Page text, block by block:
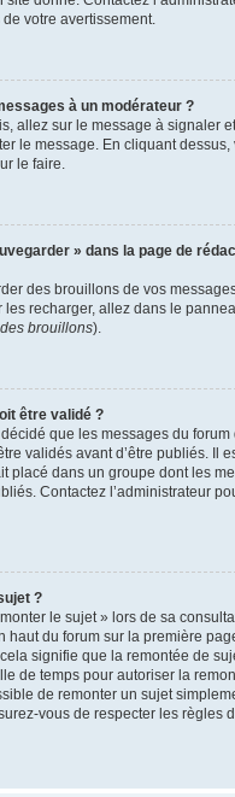
votre avertissement.
à un modérateur ?
allez sur le message à signaler
le message. En cliquant
le faire.
» dans la page de
des brouillons de vos
recharger, allez dans le
brouillons).
être validé ?
que les messages du forum
validés avant d’être publiés. Il
placé dans un groupe dont les
Contactez l’administrateur
?
le sujet » lors de sa
haut du forum sur la première
signifie que la remontée de
de temps pour autoriser la
de remonter un sujet
vous de respecter les règles